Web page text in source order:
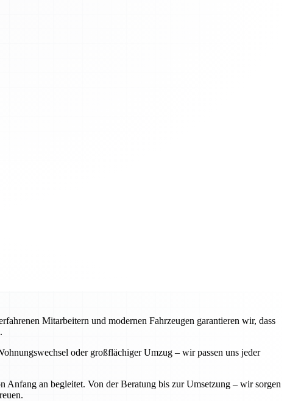
Mitarbeitern und modernen Fahrzeugen garantieren wir, dass
oder großflächiger Umzug – wir passen uns jeder
an begleitet. Von der Beratung bis zur Umsetzung – wir sorgen